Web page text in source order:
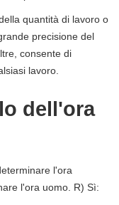
quantità di lavoro o
precisione del
consente di
lavoro.
dell'ora
l'ora
l'ora uomo. R) Sì: